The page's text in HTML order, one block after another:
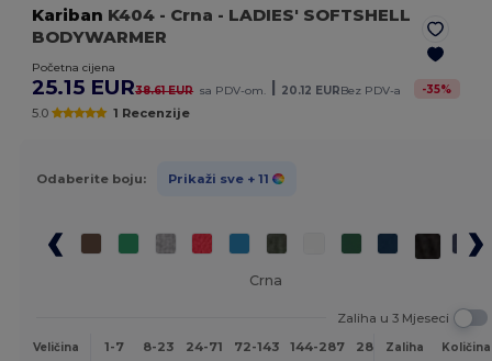
Kariban K404 - Crna - LADIES' SOFTSHELL
BODYWARMER
Početna cijena
25.15 EUR38.61 EUR sa PDV-om. | 20.12 EURBez PDV-a -35%
5.0 1 Recenzije
Odaberite boju: Prikaži sve + 11
Crna
Zaliha u 3 Mjeseci
Veličina 1-7 8-23 24-71 72-143 144-287 288 + Više
Zaliha Količina